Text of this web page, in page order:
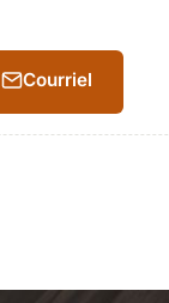
Courriel